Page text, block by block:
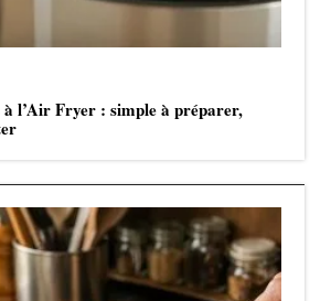
l’Air Fryer : simple à préparer,